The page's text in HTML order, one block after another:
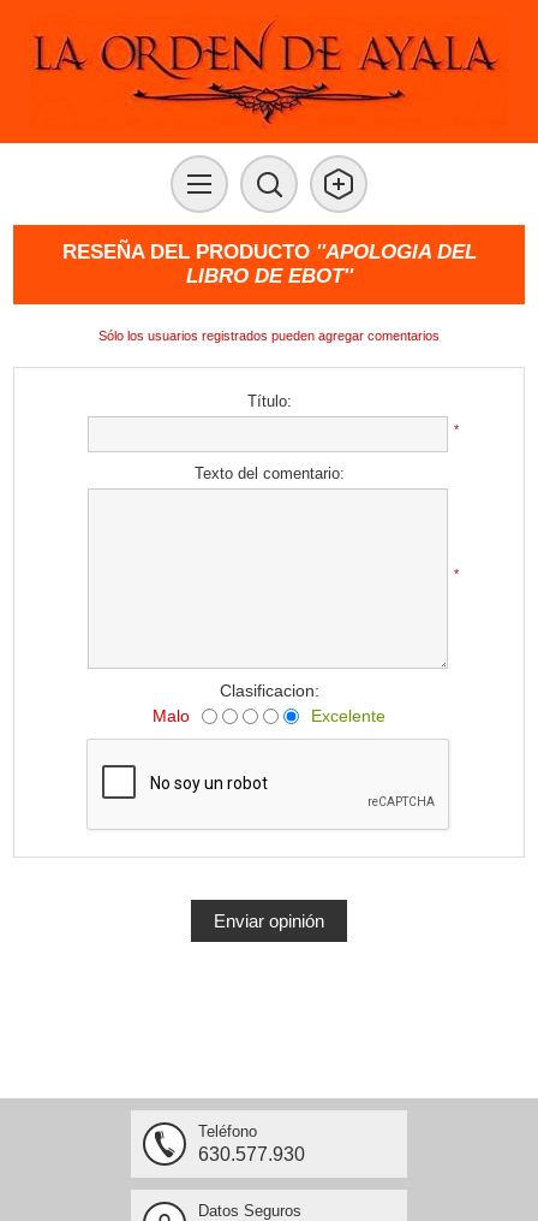
RESEÑA DEL PRODUCTO
APOLOGIA DEL
LIBRO DE EBOT
Sólo los usuarios registrados pueden agregar comentarios
Título:
*
Texto del comentario:
*
Clasificacion:
Malo
Excelente
Teléfono
630.577.930
Datos Seguros